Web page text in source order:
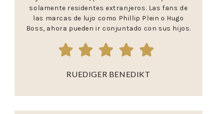
solamente residentes extranjeros. Las fans de
las marcas de lujo como Phillip Plein o Hugo
Boss, ahora pueden ir conjuntado con sus hijos.
RUEDIGER BENEDIKT